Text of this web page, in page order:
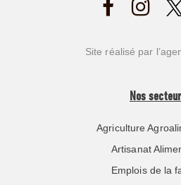
Site réalisé par
Nos
Agriculture
Artisanat
Emplois de la